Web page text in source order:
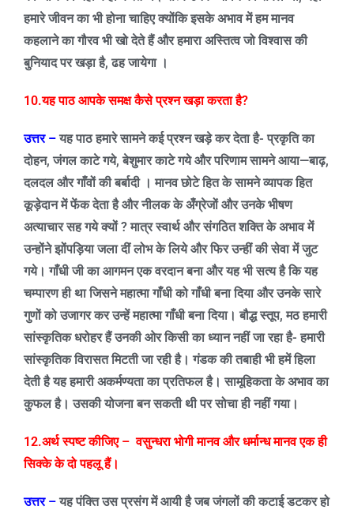
हमारे जीवन का भी होना चाहिए क्योंकि इसके अभाव में हम मानव
कहलाने का गौरव भी खो देते हैं और हमारा अस्तित्व जो विश्वास की
बुनियाद पर खड़ा है,ढह जायेगा ।
10.यह पाठ आपके समक्ष कैसे प्रश्न खड़ा करता है?
उत्तर – यह पाठ हमारे सामने कई प्रश्न खड़े कर देता है- प्रकृति का
दोहन,जंगल काटे गये,बेशुमार काटे गये और परिणाम सामने आया—बाढ़,
दलदल और गाँवों की बर्बादी । मानव छोटे हित के सामने व्यापक हित
कूड़ेदान में फेंक देता है और नीलक के अँग्रेजों और उनके भीषण
अत्याचार सह गये क्यों?मात्र स्वार्थ और संगठित शक्ति के अभाव में
उन्होंने झोंपड़िया जला दीं लोभ के लिये और फिर उन्हीं की सेवा में जुट
गये। गाँधी जी का आगमन एक वरदान बना और यह भी सत्य है कि यह
चम्पारण ही था जिसने महात्मा गाँधी को गाँधी बना दिया और उनके सारे
गुणों को उजागर कर उन्हें महात्मा गाँधी बना दिया। बौद्ध स्तूप,मठ हमारी
सांस्कृतिक धरोहर हैं उनकी ओर किसी का ध्यान नहीं जा रहा है- हमारी
सांस्कृतिक विरासत मिटती जा रही है। गंडक की तबाही भी हमें हिला
देती है यह हमारी अकर्मण्यता का प्रतिफल है। सामूहिकता के अभाव का
कुफल है। उसकी योजना बन सकती थी पर सोचा ही नहीं गया।
12.अर्थ स्पष्ट कीजिए – वसुन्धरा भोगी मानव और धर्मान्ध मानव एक ही
सिक्के के दो पहलू हैं।
उत्तर – यह पंक्ति उस प्रसंग में आयी है जब जंगलों की कटाई डटकर हो